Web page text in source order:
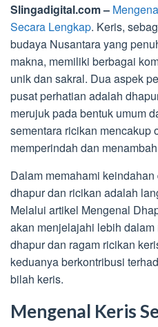
Slingadigital.com –
Secara Lengkap. Keris,
budaya Nusantara yang
makna, memiliki berbagai
unik dan sakral. Dua aspek
pusat perhatian adalah
merujuk pada bentuk umum
sementara ricikan mencakup
memperindah dan
Dalam memahami
dhapur dan ricikan adalah
Melalui artikel Mengenal
akan menjelajahi lebih
dhapur dan ragam ricikan
keduanya berkontribusi
bilah keris.
Mengenal Keris